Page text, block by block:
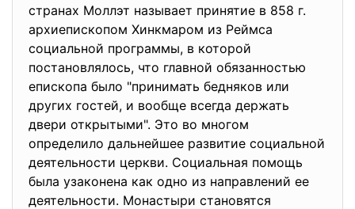
странах Моллэт называет принятие в 858 г.
архиепископом Хинкмаром из Реймса
социальной программы, в которой
постановлялось, что главной обязанностью
епископа было "принимать бедняков или
других гостей, и вообще всегда держать
двери открытыми". Это во многом
определило дальнейшее развитие социальной
деятельности церкви. Социальная помощь
была узаконена как одно из направлений ее
деятельности. Монастыри становятся